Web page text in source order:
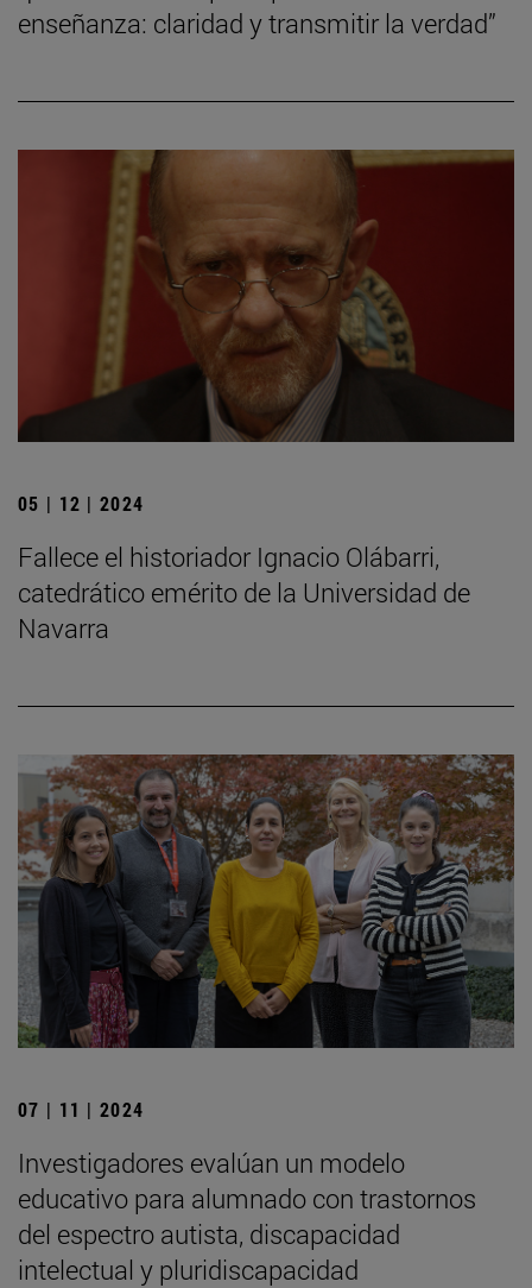
enseñanza: claridad y transmitir la verdad”
05 | 12 | 2024
Fallece el historiador Ignacio Olábarri,
catedrático emérito de la Universidad de
Navarra
07 | 11 | 2024
Investigadores evalúan un modelo
educativo para alumnado con trastornos
del espectro autista, discapacidad
intelectual y pluridiscapacidad